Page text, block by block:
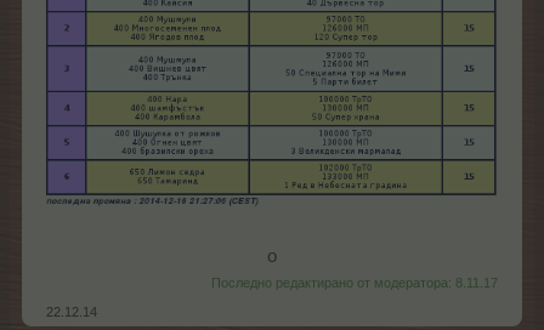
о​
Последно редактирано от модератора: 8.11.17
22.12.14